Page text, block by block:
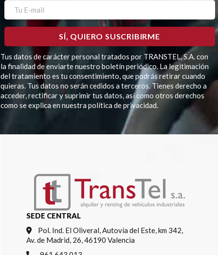
Tus datos de carácter personal tratados por TRANSTEL, S.A. con
la finalidad de enviarte nuestro boletín periódico. La legitimación
del tratamiento es tu consentimiento, que podrás retirar cuando
quieras. Tus datos no serán cedidos a terceros. Tienes derecho a
acceder, rectificar y suprimir tus datos, así como otros derechos
como se explica en nuestra política de privacidad.
SEDE CENTRAL
Pol. Ind. El Oliveral, Autovía del Este, km 342,
Av. de Madrid, 26, 46190 Valencia